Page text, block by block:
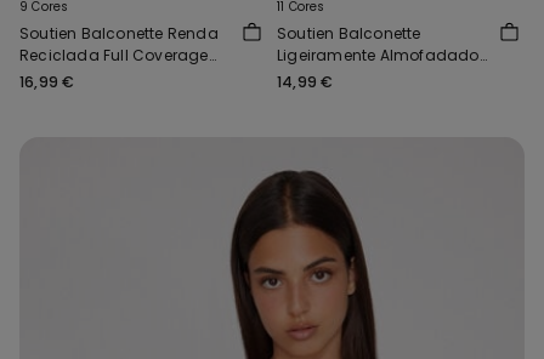
9 Cores
Soutien Balconette Renda
Reciclada Full Coverage
Prague
16,99 €
11 Cores
Soutien Balconette
Ligeiramente Almofadado
Renda Reciclada Wien
14,99 €